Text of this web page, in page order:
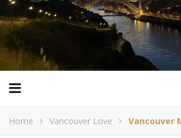
Home Vancouver Love Vancouver